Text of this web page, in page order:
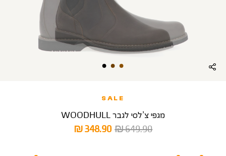
SALE
מגפי צ’לסי לגבר WOODHULL
מחיר
348.90 ₪
מחיר
649.90 ₪